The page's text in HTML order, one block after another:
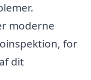
moderne
for
dit